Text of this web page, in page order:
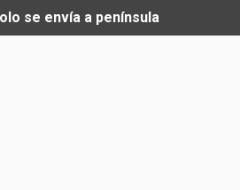
se envía a península